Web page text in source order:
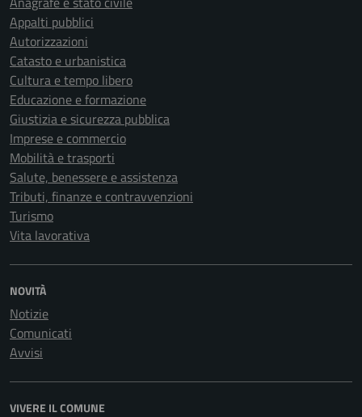
Appalti pubblici
Autorizzazioni
Catasto e urbanistica
Cultura e tempo libero
Educazione e formazione
Giustizia e sicurezza pubblica
Imprese e commercio
Mobilità e trasporti
Salute, benessere e assistenza
Tributi, finanze e contravvenzioni
Turismo
Vita lavorativa
NOVITÀ
Notizie
Comunicati
Avvisi
VIVERE IL COMUNE